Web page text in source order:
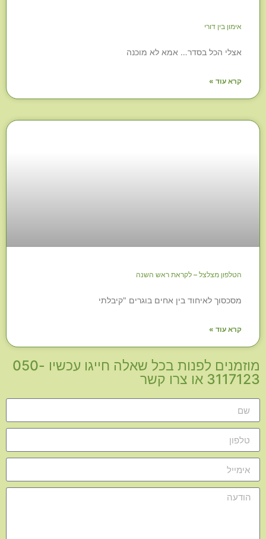
אימון בין דורי
אצלי הכל בסדר… אמא לא מוכנה
קרא עוד »
הטלפון מצלצל – לקראת ראש השנה
מסכסוך לאיחוד בין אחים בוגרים "קיבלתי
קרא עוד »
מוזמנים לפנות בכל שאלה חייגו עכשיו 050-
3117123 או צרו קשר